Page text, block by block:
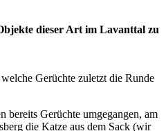
dieser Art im Lavanttal zu
Gerüchte zuletzt die Runde
bereits Gerüchte umgegangen, am
die Katze aus dem Sack (wir